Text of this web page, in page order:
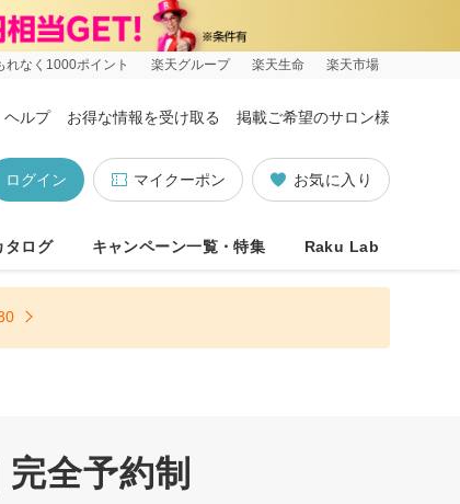
れなく1000ポイント 楽天グループ 楽天生命 楽天市場
ヘルプ お得な情報を受け取る 掲載ご希望のサロン様
お気に入り
マイクーポン
ログイン
タログ キャンペーン一覧・特集 Raku Lab
全予約制